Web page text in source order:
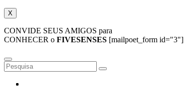
X
CONVIDE SEUS AMIGOS para
CONHECER o FIVESENSES [mailpoet_form id="3"]